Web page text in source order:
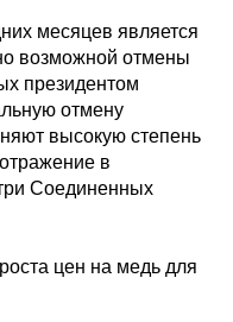
месяцев является
возможной отмены
президентом
отмену
высокую степень
в
Соединенных
цен на медь для